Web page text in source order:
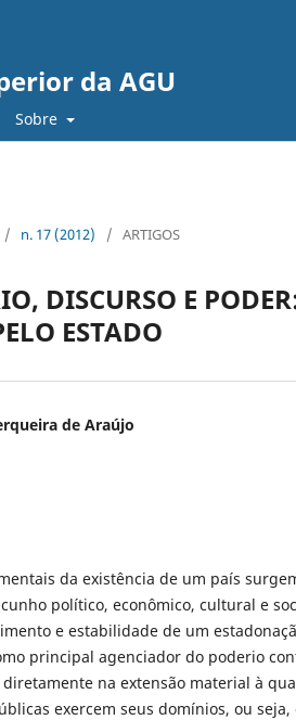
da AGU
Sobre
/ n. 17 (2012) / ARTIGOS
DISCURSO E
ESTADO
de Araújo
da existência de um país
político, econômico, cultural e
e estabilidade de um
principal agenciador do poderio
na extensão material à
exercem seus domínios, ou